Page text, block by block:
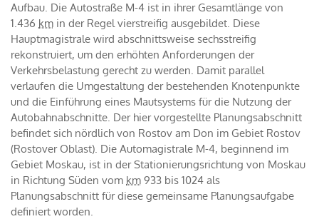
Aufbau. Die Autostraße M-4 ist in ihrer Gesamtlänge von
1.436 km in der Regel vierstreifig ausgebildet. Diese
Hauptmagistrale wird abschnittsweise sechsstreifig
rekonstruiert, um den erhöhten Anforderungen der
Verkehrsbelastung gerecht zu werden. Damit parallel
verlaufen die Umgestaltung der bestehenden Knotenpunkte
und die Einführung eines Mautsystems für die Nutzung der
Autobahnabschnitte. Der hier vorgestellte Planungsabschnitt
befindet sich nördlich von Rostov am Don im Gebiet Rostov
(Rostover Oblast). Die Automagistrale M-4, beginnend im
Gebiet Moskau, ist in der Stationierungsrichtung von Moskau
in Richtung Süden vom km 933 bis 1024 als
Planungsabschnitt für diese gemeinsame Planungsaufgabe
definiert worden.